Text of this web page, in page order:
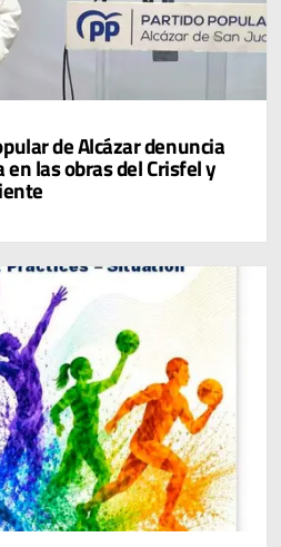
de Alcázar denuncia
las obras del Crisfel y